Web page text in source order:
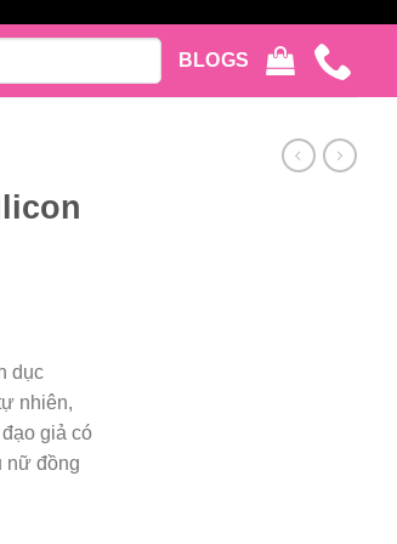
BLOGS
dục
nhiên,
giả có
nữ đồng